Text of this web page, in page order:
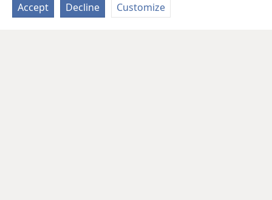
Accept Decline Customize